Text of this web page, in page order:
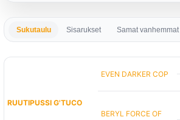
Sukutaulu Sisarukset Samat vanhemmat
RUUTIPUSSI G'TUCO
EVEN DARKER COP
BERYL FORCE OF